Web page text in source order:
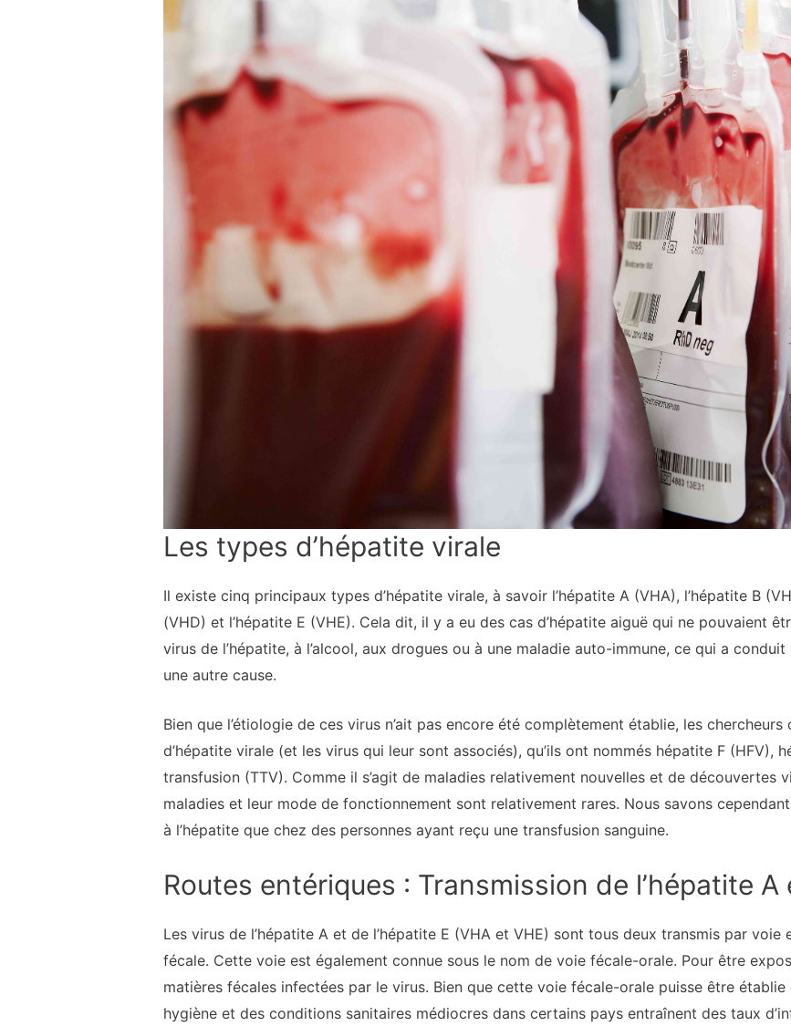
Les types d’hépatite virale
Il existe cinq principaux types d’hépatite virale, à savoir l’hépatite A (VHA), l’hépatite B
(VHD) et l’hépatite E (VHE). Cela dit, il y a eu des cas d’hépatite aiguë qui ne pouvaient
virus de l’hépatite, à l’alcool, aux drogues ou à une maladie auto-immune, ce qui a
une autre cause.
Bien que l’étiologie de ces virus n’ait pas encore été complètement établie, les
d’hépatite virale (et les virus qui leur sont associés), qu’ils ont nommés hépatite F (HFV),
transfusion (TTV). Comme il s’agit de maladies relativement nouvelles et de découvertes
maladies et leur mode de fonctionnement sont relativement rares. Nous savons
à l’hépatite que chez des personnes ayant reçu une transfusion sanguine.
Routes entériques : Transmission de l’hépatite A
Les virus de l’hépatite A et de l’hépatite E (VHA et VHE) sont tous deux transmis par voie
fécale. Cette voie est également connue sous le nom de voie fécale-orale. Pour être
matières fécales infectées par le virus. Bien que cette voie fécale-orale puisse être établie
hygiène et des conditions sanitaires médiocres dans certains pays entraînent des taux